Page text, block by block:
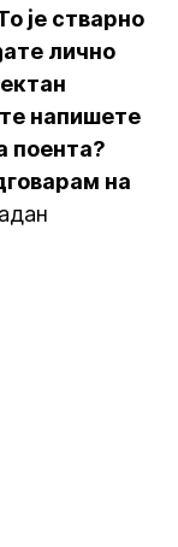
је стварно
лично
напишете
поента?
на